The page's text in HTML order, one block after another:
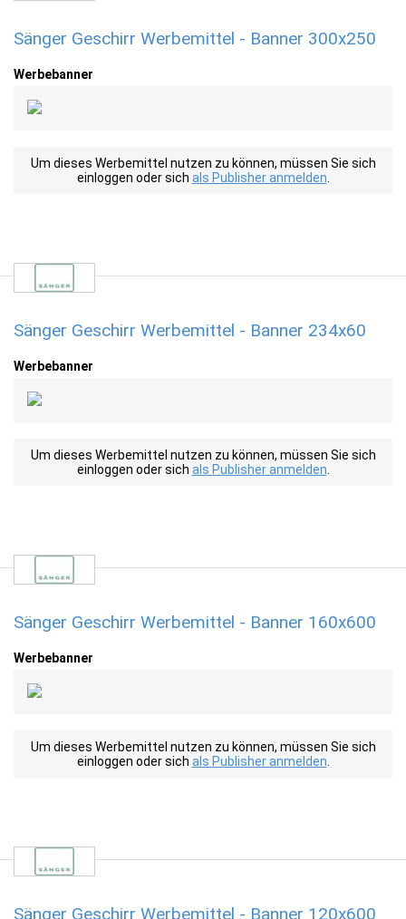
Sänger Geschirr Werbemittel - Banner 300x250
Werbebanner
Um dieses Werbemittel nutzen zu können, müssen Sie sich
einloggen oder sich als Publisher anmelden
Sänger Geschirr Werbemittel - Banner 234x60
Werbebanner
Um dieses Werbemittel nutzen zu können, müssen Sie sich
einloggen oder sich als Publisher anmelden
Sänger Geschirr Werbemittel - Banner 160x600
Werbebanner
Um dieses Werbemittel nutzen zu können, müssen Sie sich
einloggen oder sich als Publisher anmelden
Sänger Geschirr Werbemittel - Banner 120x600